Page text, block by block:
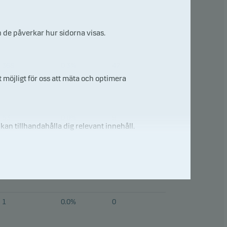
1 0.0% 0
påverkar hur sidorna visas.
för oss att mäta och optimera
tillhandahålla dig relevant innehåll.